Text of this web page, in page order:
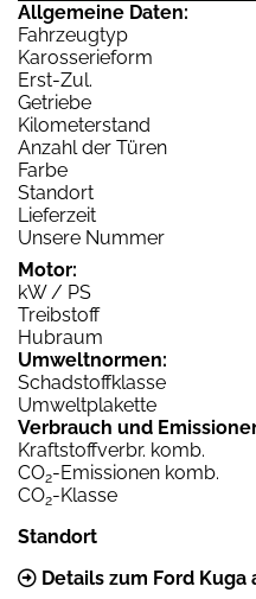
Allgemeine Daten:
Fahrzeugtyp
Karosserieform
Erst-Zul.
Getriebe
Kilometerstand
Anzahl der Türen
Farbe
Standort
Lieferzeit
Unsere Nummer
Motor:
kW / PS
Treibstoff
Hubraum
Umweltnormen:
Schadstoffklasse
Umweltplakette
Verbrauch und
Kraftstoffverbr. komb.
CO2-Emissionen komb.
CO2-Klasse
Standort
Details zum Ford Kuga